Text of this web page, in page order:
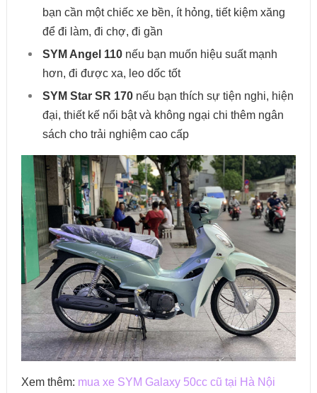
bạn cần một chiếc xe bền, ít hỏng, tiết kiệm xăng
để đi làm, đi chợ, đi gần
SYM Angel 110nếu bạn muốn hiệu suất mạnh
hơn, đi được xa, leo dốc tốt
SYM Star SR 170nếu bạn thích sự tiện nghi, hiện
đại, thiết kế nổi bật và không ngại chi thêm ngân
sách cho trải nghiệm cao cấp
Xem thêm: mua xe SYM Galaxy 50cc cũ tại Hà Nội